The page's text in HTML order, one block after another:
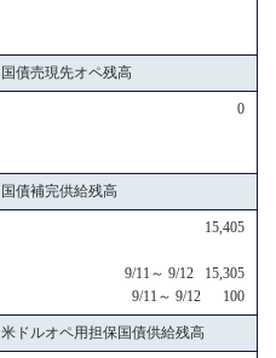
国債売現先オペ残高
0
国債補完供給残高
15,405
9/11～ 9/12 15,305
9/11～ 9/12 100
米ドルオペ用担保国債供給残高